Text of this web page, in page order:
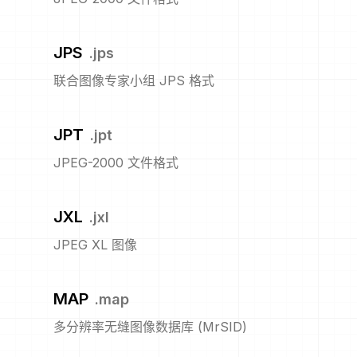
JPS .jps
联合图像专家小组 JPS 格式
JPT .jpt
JPEG-2000 文件格式
JXL .jxl
JPEG XL 图像
MAP .map
多分辨率无缝图像数据库 (MrSID)